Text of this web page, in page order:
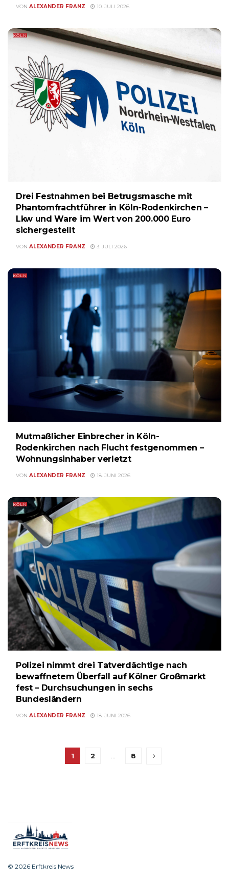
VON ALEXANDER FRANZ 10. JULI 2026
KÖLN
Drei Festnahmen bei Betrugsmasche mit
Phantomfrachtführer in Köln-Rodenkirchen –
Lkw und Ware im Wert von 200.000 Euro
sichergestellt
VON ALEXANDER FRANZ 3. JULI 2026
KÖLN
Mutmaßlicher Einbrecher in Köln-
Rodenkirchen nach Flucht festgenommen –
Wohnungsinhaber verletzt
VON ALEXANDER FRANZ 18. JUNI 2026
KÖLN
Polizei nimmt drei Tatverdächtige nach
bewaffnetem Überfall auf Kölner Großmarkt
fest – Durchsuchungen in sechs
Bundesländern
VON ALEXANDER FRANZ 18. JUNI 2026
1 2 8
© 2026 Erftkreis News